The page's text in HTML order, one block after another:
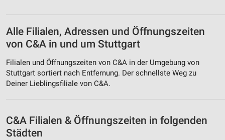
Alle Filialen, Adressen und Öffnungszeiten
von C&A in und um Stuttgart
Filialen und Öffnungszeiten von C&A in der Umgebung von
Stuttgart sortiert nach Entfernung. Der schnellste Weg zu
Deiner Lieblingsfiliale von C&A.
C&A Filialen & Öffnungszeiten in folgenden
Städten
Notwendig
Performance
Funktional
Werbung